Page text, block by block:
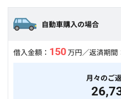
自動車購入の場合
借入金額： 150 万円／返済期
月々のご